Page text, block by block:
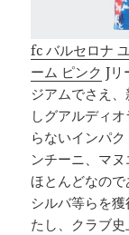
fc バルセロナ
ーム ピンク Jリ
ジアムでさえ
しグアルディ
らないインパ
ンチーニ、マ
ほとんどなので
シルバ等らを
たし、クラブ